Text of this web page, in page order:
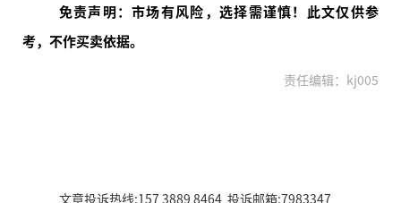
免责声明：市场有风险，选择需谨慎！此文仅供参
考，不作买卖依据。
责任编辑：kj005
文章投诉热线:157 3889 8464 投诉邮箱:7983347